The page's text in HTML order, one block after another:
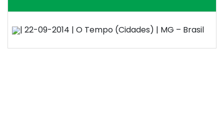
| 22-09-2014 | O Tempo (Cidades) | MG – Brasil